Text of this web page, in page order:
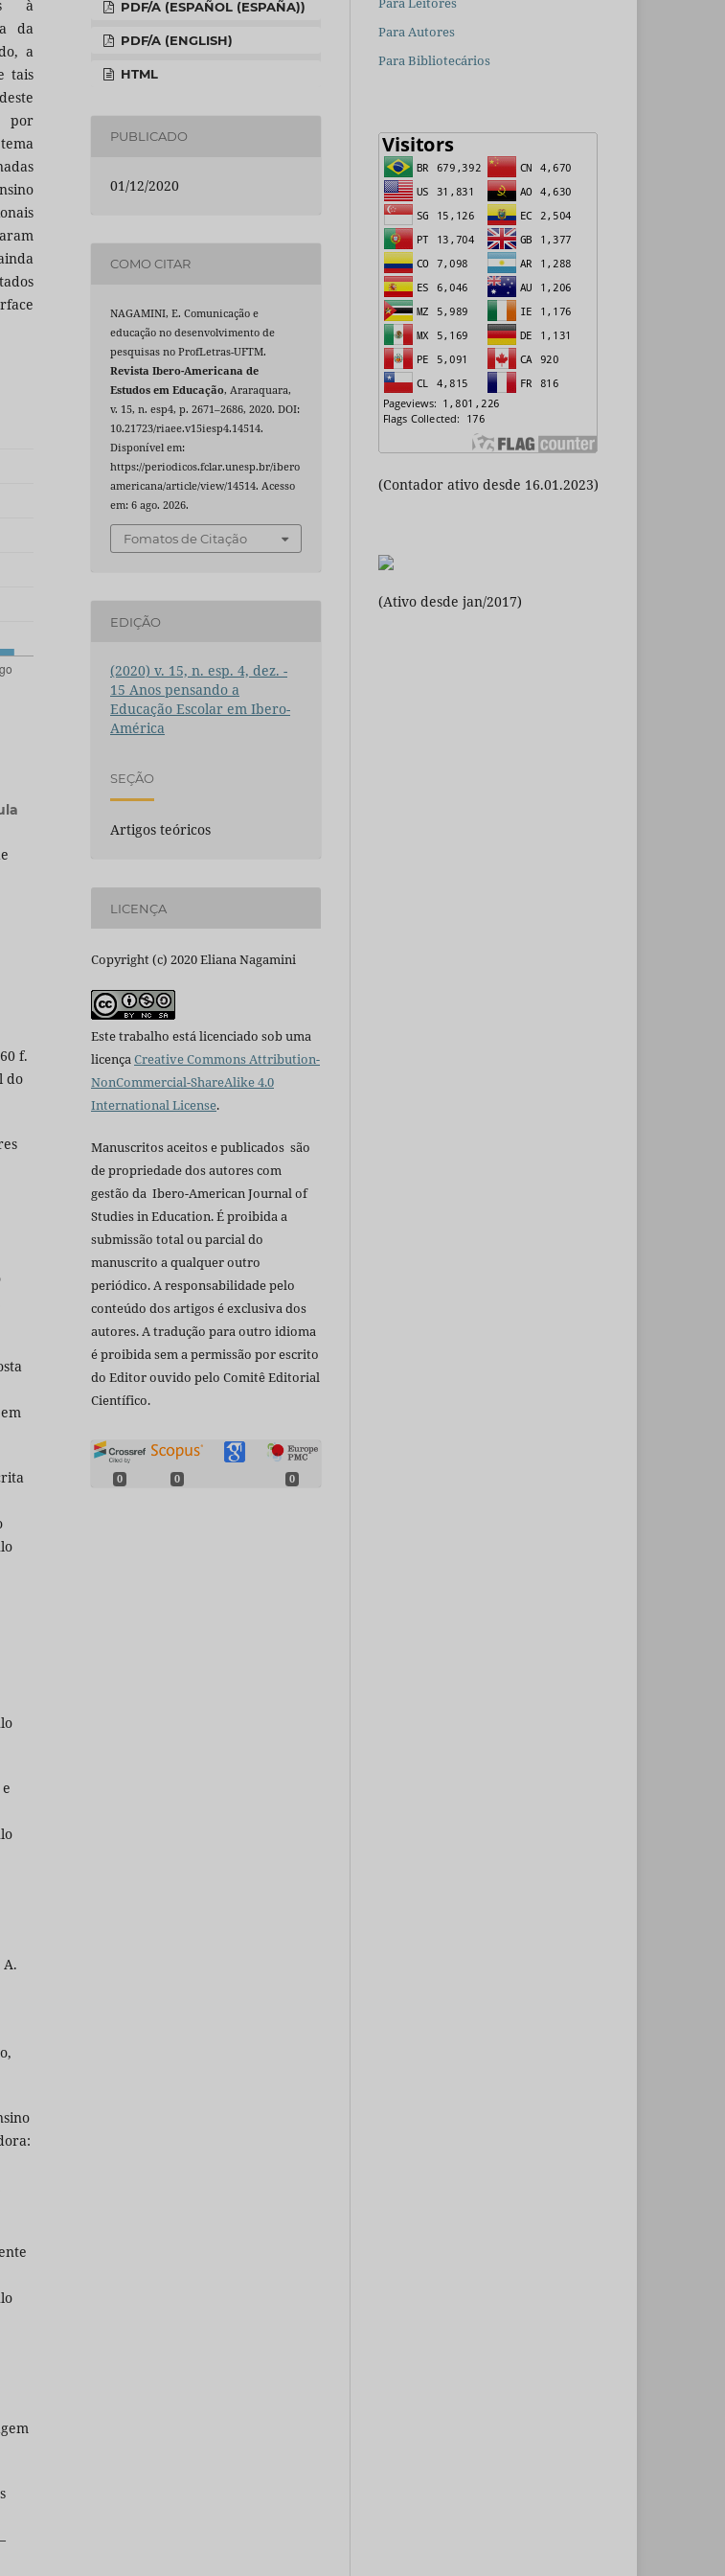
à
da
a
tais
por
f.
do
PDF/A (ESPAÑOL (ESPAÑA))
PDF/A (ENGLISH)
HTML
PUBLICADO
01/12/2020
COMO CITAR
NAGAMINI, E. Comunicação e
educação no desenvolvimento de
pesquisas no ProfLetras-UFTM.
Revista Ibero-Americana de
Estudos em Educação, Araraquara,
v. 15, n. esp4, p. 2671–2686, 2020. DOI:
10.21723/riaee.v15iesp4.14514.
Disponível em:
https://periodicos.fclar.unesp.br/ibero
americana/article/view/14514. Acesso
em: 6 ago. 2026.
Fomatos de Citação
EDIÇÃO
(2020) v. 15, n. esp. 4, dez. -
15 Anos pensando a
Educação Escolar em Ibero-
América
SEÇÃO
Artigos teóricos
LICENÇA
Copyright (c) 2020 Eliana Nagamini
Este trabalho está licenciado sob uma
licençaCreative Commons Attribution-
NonCommercial-ShareAlike 4.0
International License.
Manuscritos aceitos e publicados são
de propriedade dos autores com
gestão da Ibero-American Journal of
Studies in Education. É proibida a
submissão total ou parcial do
manuscrito a qualquer outro
periódico. A responsabilidade pelo
conteúdo dos artigos é exclusiva dos
autores. A tradução para outro idioma
é proibida sem a permissão por escrito
do Editor ouvido pelo Comitê Editorial
Científico.
0 0 0
Para Autores
Para Bibliotecários
(Contador ativo desde 16.01.2023)
(Ativo desde jan/2017)